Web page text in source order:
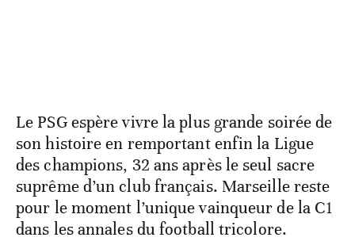
Le PSG espère vivre la plus grande soirée de
son histoire en remportant enfin la Ligue
des champions, 32 ans après le seul sacre
suprême d’un club français. Marseille reste
pour le moment l’unique vainqueur de la C1
dans les annales du football tricolore.